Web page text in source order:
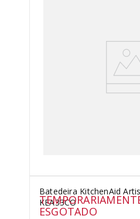
Batedeira KitchenAid
KEA33CO
ESGOTADO